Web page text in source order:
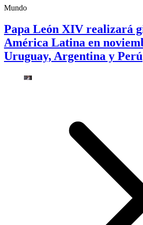
Mundo
Papa León XIV realizará
América Latina en
Uruguay, Argentina y Perú